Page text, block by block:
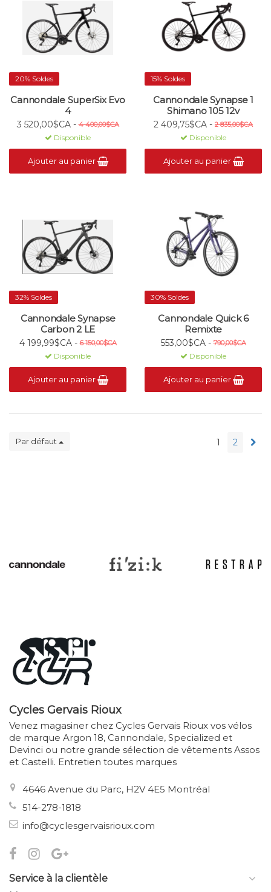
20% Soldes
Cannondale SuperSix Evo
4
3 520,00$CA - 4 400,00$CA
Disponible
Ajouter au panier
15% Soldes
Cannondale Synapse 1
Shimano 105 12v
2 409,75$CA - 2 835,00$CA
Disponible
Ajouter au panier
32% Soldes
Cannondale Synapse
Carbon 2 LE
4 199,99$CA - 6 150,00$CA
Disponible
Ajouter au panier
30% Soldes
Cannondale Quick 6
Remixte
553,00$CA - 790,00$CA
Disponible
Ajouter au panier
Par défaut 1 2
Cycles Gervais Rioux
Venez magasiner chez Cycles Gervais Rioux vos vélos
de marque Argon 18, Cannondale, Specialized et
Devinci ou notre grande sélection de vêtements Assos
et Castelli. Entretien toutes marques
4646 Avenue du Parc, H2V 4E5 Montréal
514-278-1818
info@cyclesgervaisrioux.com
Service à la clientèle